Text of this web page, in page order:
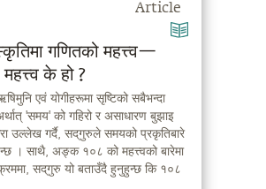
Article
गणितको महत्त्व—
के हो ?
एवं योगीहरूमा सृष्टिको सबैभन्दा
'समय' को गहिरो र असाधारण बुझाइ
उल्लेख गर्दै, सद्‌गुरुले समयको प्रकृतिबारे
। साथै, अङ्क १०८ को महत्त्वको बारेमा
क्रममा, सद्‌गुरु यो बताउँदै हुनुहुन्छ कि १०८